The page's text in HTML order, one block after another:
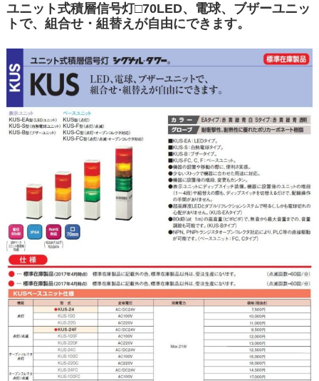
ユニット式積層信号灯□70LED、電球、ブザーユニッ
トで、組合せ・組替えが自由にできます。